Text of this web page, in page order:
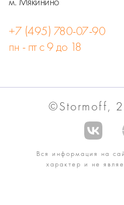
+7 (495) 780-07-90
пн - пт с 9 до 18
©Stormoff,
Вся информация на
характер и не